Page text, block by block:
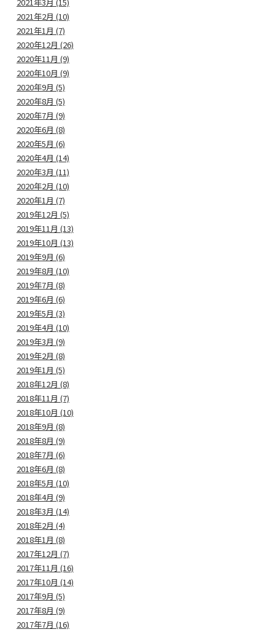
2021年2月 (10)
2021年1月 (7)
2020年12月 (26)
2020年11月 (9)
2020年10月 (9)
2020年9月 (5)
2020年8月 (5)
2020年7月 (9)
2020年6月 (8)
2020年5月 (6)
2020年4月 (14)
2020年3月 (11)
2020年2月 (10)
2020年1月 (7)
2019年12月 (5)
2019年11月 (13)
2019年10月 (13)
2019年9月 (6)
2019年8月 (10)
2019年7月 (8)
2019年6月 (6)
2019年5月 (3)
2019年4月 (10)
2019年3月 (9)
2019年2月 (8)
2019年1月 (5)
2018年12月 (8)
2018年11月 (7)
2018年10月 (10)
2018年9月 (8)
2018年8月 (9)
2018年7月 (6)
2018年6月 (8)
2018年5月 (10)
2018年4月 (9)
2018年3月 (14)
2018年2月 (4)
2018年1月 (8)
2017年12月 (7)
2017年11月 (16)
2017年10月 (14)
2017年9月 (5)
2017年8月 (9)
2017年7月 (16)